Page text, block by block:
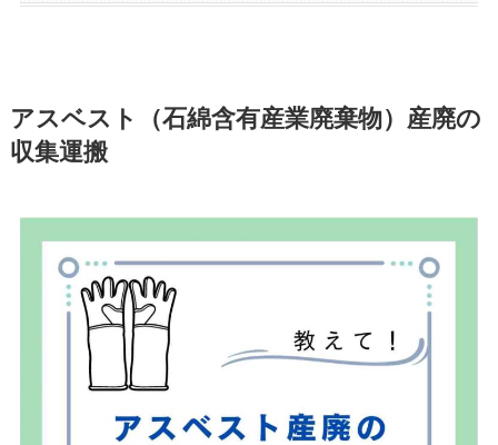
アスベスト（石綿含有産業廃棄物）産廃の
収集運搬